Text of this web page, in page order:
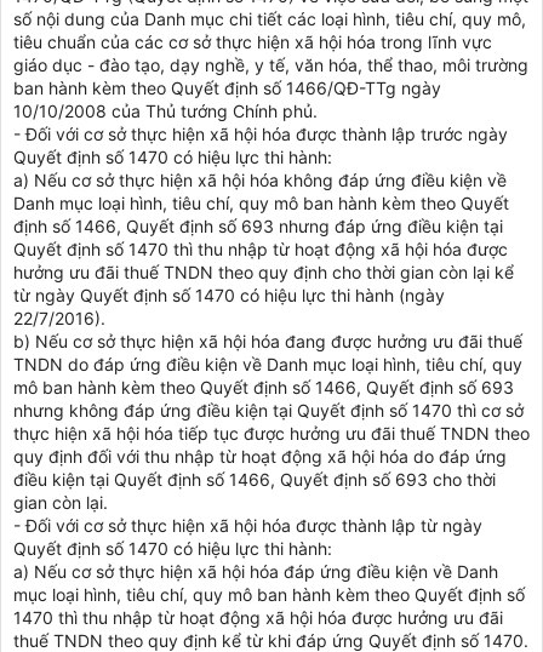
số nội dung của Danh mục chi tiết các loại hình, tiêu chí, quy mô,
tiêu chuẩn của các cơ sở thực hiện xã hội hóa trong lĩnh vực
giáo dục - đào tạo, dạy nghề, y tế, văn hóa, thể thao, môi trường
ban hành kèm theo Quyết định số 1466/QĐ-TTg ngày
10/10/2008 của Thủ tướng Chính phủ.
- Đối với cơ sở thực hiện xã hội hóa được thành lập trước ngày
Quyết định số 1470 có hiệu lực thi hành:
a) Nếu cơ sở thực hiện xã hội hóa không đáp ứng điều kiện về
Danh mục loại hình, tiêu chí, quy mô ban hành kèm theo Quyết
định số 1466, Quyết định số 693 nhưng đáp ứng điều kiện tại
Quyết định số 1470 thì thu nhập từ hoạt động xã hội hóa được
hưởng ưu đãi thuế TNDN theo quy định cho thời gian còn lại kể
từ ngày Quyết định số 1470 có hiệu lực thi hành (ngày
22/7/2016).
b) Nếu cơ sở thực hiện xã hội hóa đang được hưởng ưu đãi thuế
TNDN do đáp ứng điều kiện về Danh mục loại hình, tiêu chí, quy
mô ban hành kèm theo Quyết định số 1466, Quyết định số 693
nhưng không đáp ứng điều kiện tại Quyết định số 1470 thì cơ sở
thực hiện xã hội hóa tiếp tục được hưởng ưu đãi thuế TNDN theo
quy định đối với thu nhập từ hoạt động xã hội hóa do đáp ứng
điều kiện tại Quyết định số 1466, Quyết định số 693 cho thời
gian còn lại.
- Đối với cơ sở thực hiện xã hội hóa được thành lập từ ngày
Quyết định số 1470 có hiệu lực thi hành:
a) Nếu cơ sở thực hiện xã hội hóa đáp ứng điều kiện về Danh
mục loại hình, tiêu chí, quy mô ban hành kèm theo Quyết định số
1470 thì thu nhập từ hoạt động xã hội hóa được hưởng ưu đãi
thuế TNDN theo quy định kể từ khi đáp ứng Quyết định số 1470.